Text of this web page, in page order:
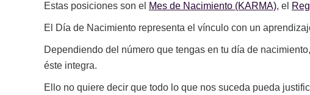
Estas posiciones son el Mes de Nacimiento (KARMA), el
El Día de Nacimiento representa el vínculo con un
Dependiendo del número que tengas en tu día de
éste integra.
Ello no quiere decir que todo lo que nos suceda pueda